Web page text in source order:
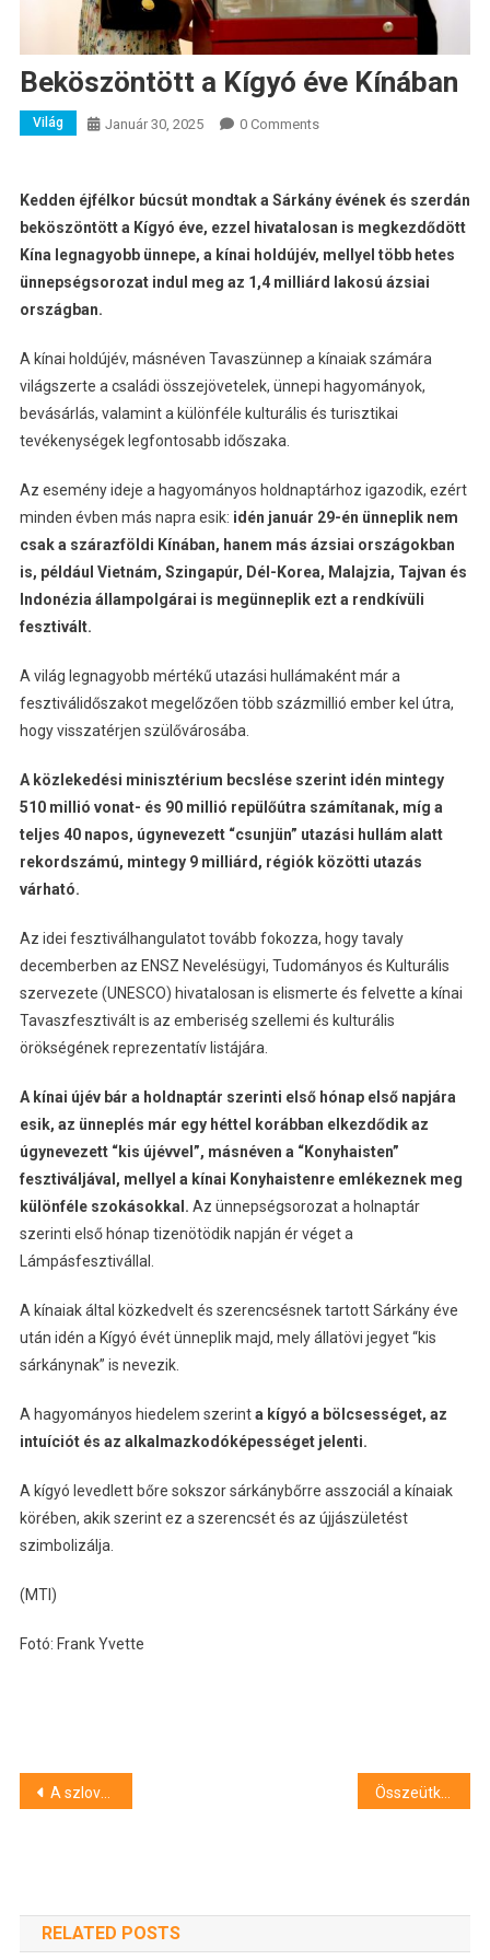
Beköszöntött a Kígyó éve Kínában
Világ Január 30, 2025 0 Comments
Kedden éjfélkor búcsút mondtak a Sárkány évének és szerdán
beköszöntött a Kígyó éve, ezzel hivatalosan is megkezdődött
Kína legnagyobb ünnepe, a kínai holdújév, mellyel több hetes
ünnepségsorozat indul meg az 1,4 milliárd lakosú ázsiai
országban.
A kínai holdújév, másnéven Tavaszünnep a kínaiak számára
világszerte a családi összejövetelek, ünnepi hagyományok,
bevásárlás, valamint a különféle kulturális és turisztikai
tevékenységek legfontosabb időszaka.
Az esemény ideje a hagyományos holdnaptárhoz igazodik, ezért
minden évben más napra esik: idén január 29-én ünneplik nem
csak a szárazföldi Kínában, hanem más ázsiai országokban
is, például Vietnám, Szingapúr, Dél-Korea, Malajzia, Tajvan és
Indonézia állampolgárai is megünneplik ezt a rendkívüli
fesztivált.
A világ legnagyobb mértékű utazási hullámaként már a
fesztiválidőszakot megelőzően több százmillió ember kel útra,
hogy visszatérjen szülővárosába.
A közlekedési minisztérium becslése szerint idén mintegy
510 millió vonat- és 90 millió repülőútra számítanak, míg a
teljes 40 napos, úgynevezett “csunjün” utazási hullám alatt
rekordszámú, mintegy 9 milliárd, régiók közötti utazás
várható.
Az idei fesztiválhangulatot tovább fokozza, hogy tavaly
decemberben az ENSZ Nevelésügyi, Tudományos és Kulturális
szervezete (UNESCO) hivatalosan is elismerte és felvette a kínai
Tavaszfesztivált is az emberiség szellemi és kulturális
örökségének reprezentatív listájára.
A kínai újév bár a holdnaptár szerinti első hónap első napjára
esik, az ünneplés már egy héttel korábban elkezdődik az
úgynevezett “kis újévvel”, másnéven a “Konyhaisten”
fesztiváljával, mellyel a kínai Konyhaistenre emlékeznek meg
különféle szokásokkal. Az ünnepségsorozat a holnaptár
szerinti első hónap tizenötödik napján ér véget a
Lámpásfesztivállal.
A kínaiak által közkedvelt és szerencsésnek tartott Sárkány éve
után idén a Kígyó évét ünneplik majd, mely állatövi jegyet “kis
sárkánynak” is nevezik.
A hagyományos hiedelem szerinta kígyó a bölcsességet, az
intuíciót és az alkalmazkodóképességet jelenti.
A kígyó levedlett bőre sokszor sárkánybőrre asszociál a kínaiak
körében, akik szerint ez a szerencsét és az újjászületést
szimbolizálja.
(MTI)
Fotó: Frank Yvette
Bejegyzés
A szlovák külügyminisztérium bekérette az ukrán nagykövetet Összeütközött egy utasszállító repülőgép és egy katonai helikopter Washingtonban
RELATED POSTS